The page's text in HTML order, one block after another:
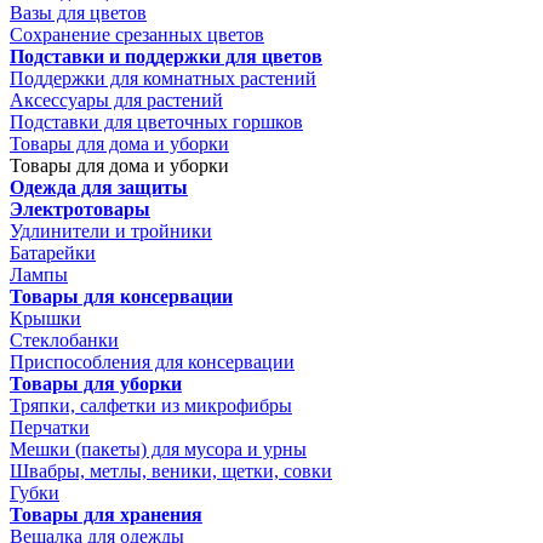
Вазы для цветов
Сохранение срезанных цветов
Подставки и поддержки для цветов
Поддержки для комнатных растений
Аксессуары для растений
Подставки для цветочных горшков
Товары для дома и уборки
Товары для дома и уборки
Одежда для защиты
Электротовары
Удлинители и тройники
Батарейки
Лампы
Товары для консервации
Крышки
Стеклобанки
Приспособления для консервации
Товары для уборки
Тряпки, салфетки из микрофибры
Перчатки
Мешки (пакеты) для мусора и урны
Швабры, метлы, веники, щетки, совки
Губки
Товары для хранения
Вешалка для одежды